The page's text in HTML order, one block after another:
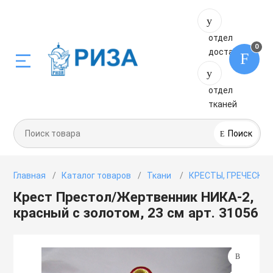
Поиск
8 (499)
отдел
доставки
8 (925)
отдел
тканей
0
КРУЖЕВО ИЗ
Главная Каталог товаров Ткани КРЕСТЫ,
Крест Престол/Жертвенник НИКА-2,
красный с золотом, 23 см арт. 31056